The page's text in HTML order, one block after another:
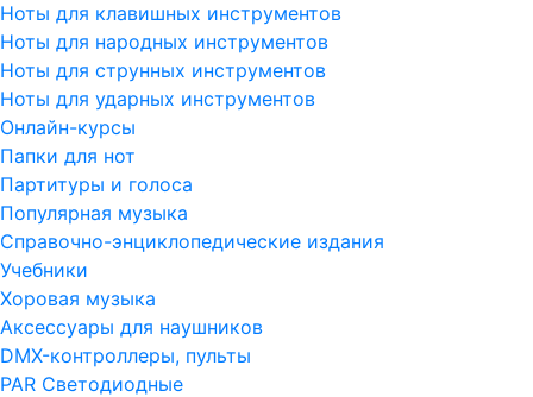
Ноты для клавишных инструментов
Ноты для народных инструментов
Ноты для струнных инструментов
Ноты для ударных инструментов
Онлайн-курсы
Папки для нот
Партитуры и голоса
Популярная музыка
Справочно-энциклопедические издания
Учебники
Хоровая музыка
Аксессуары для наушников
DMX-контроллеры, пульты
PAR Светодиодные